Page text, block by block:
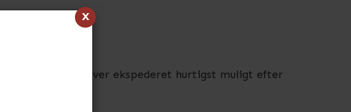
x
bliver ekspederet hurtigst muligt efter